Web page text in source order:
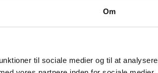
Om
til sociale medier og til at analysere